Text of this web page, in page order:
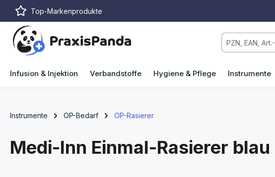
Hauptinhalt springen
Zur Suche springen
Zur Hauptnavigation springen
Top-Markenprodukte
Infusion & Injektion Verbandstoffe Hygiene & Pflege Instrumente
Instrumente OP-Bedarf OP-Rasierer
Medi-Inn Einmal-Rasierer blau